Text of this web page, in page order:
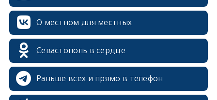
О местном для местных
Севастополь в сердце
Раньше всех и прямо в телефон
erid: 2SDnjcrDNw6